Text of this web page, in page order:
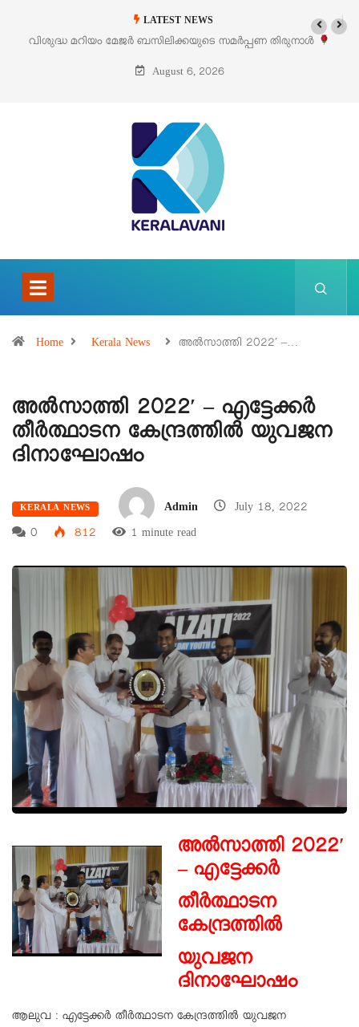
LATEST NEWS
തിരുനാൾ
‘പെറ്റൽസ്’ ലൈഫ് സ്റ്റൈൽ എക്സിബിഷനും
August 6, 2026
Home Kerala News അൽസാത്തി 2022′ –…
അൽസാത്തി 2022′ – എട്ടേക്കർ
തീർത്ഥാടന കേന്ദ്രത്തിൽ യുവജന
ദിനാഘോഷം
KERALA NEWS Admin
July 18, 2022
0
812 1 minute read
അൽസാത്തി 2022′
– എട്ടേക്കർ
തീർത്ഥാടന
കേന്ദ്രത്തിൽ
യുവജന
ദിനാഘോഷം
ആലുവ : എട്ടേക്കർ തീർത്ഥാടന കേന്ദ്രത്തിൽ യുവജന